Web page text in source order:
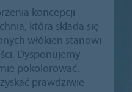
koncepcji
która składa się
włókien stanowi
Dysponujemy
pokolorować.
prawdziwie